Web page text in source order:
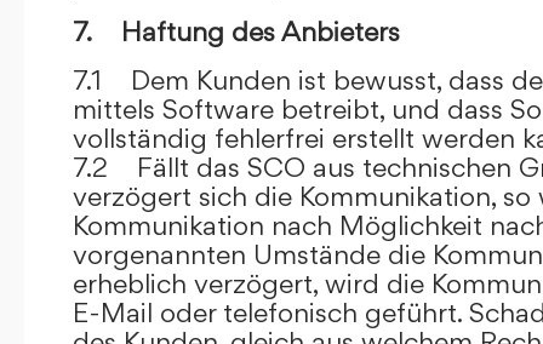
7. Haftung des Anbieters
7.1 Dem Kunden ist bewusst, dass
mittels Software betreibt, und dass
vollständig fehlerfrei erstellt werden
7.2 Fällt das SCO aus technischen
verzögert sich die Kommunikation, so
Kommunikation nach Möglichkeit
vorgenannten Umstände die
erheblich verzögert, wird die
E-Mail oder telefonisch geführt.